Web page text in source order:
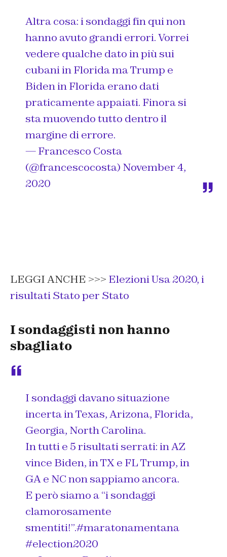
Altra cosa: i sondaggi fin qui non
hanno avuto grandi errori. Vorrei
vedere qualche dato in più sui
cubani in Florida ma Trump e
Biden in Florida erano dati
praticamente appaiati. Finora si
sta muovendo tutto dentro il
margine di errore.
— Francesco Costa
(@francescocosta) November 4,
2020
LEGGI ANCHE >>> Elezioni Usa 2020, i
risultati Stato per Stato
I sondaggisti non hanno
sbagliato
I sondaggi davano situazione
incerta in Texas, Arizona, Florida,
Georgia, North Carolina.
In tutti e 5 risultati serrati: in AZ
vince Biden, in TX e FL Trump, in
GA e NC non sappiamo ancora.
E però siamo a “i sondaggi
clamorosamente
smentiti!”.#maratonamentana
#election2020